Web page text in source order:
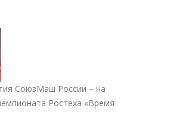
СоюзМаш России – на
Ростеха «Время